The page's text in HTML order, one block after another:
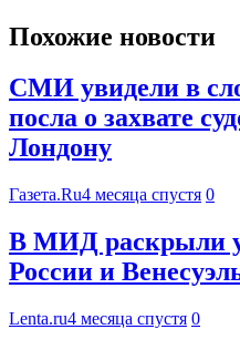
Похожие новости
СМИ увидели в
посла о захвате
Лондону
Газета.Ru4 месяца спустя 0
В МИД раскрыли
России и
Lenta.ru4 месяца спустя 0